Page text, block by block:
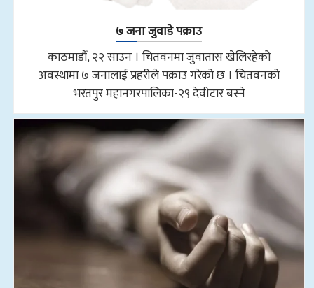
७ जना जुवाडे पक्राउ
काठमाडौँ, २२ साउन । चितवनमा जुवातास खेलिरहेको
अवस्थामा ७ जनालाई प्रहरीले पक्राउ गरेको छ । चितवनको
भरतपुर महानगरपालिका-२९ देवीटार बस्ने